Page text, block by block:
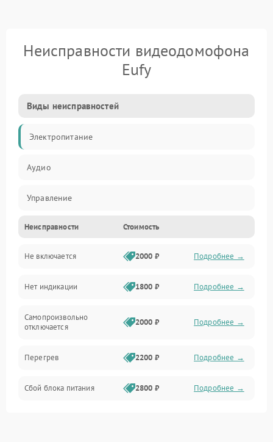
Неисправности видеодомофона
Eufy
Виды неисправностей
Электропитание
Аудио
Управление
Аудио/Связь
Неисправности Стоимость
Не включается 2000 ₽ Подробнее →
Нет индикации 1800 ₽ Подробнее →
Самопроизвольно
отключается
2000 ₽ Подробнее →
Перегрев 2200 ₽ Подробнее →
Сбой блока питания 2800 ₽ Подробнее →